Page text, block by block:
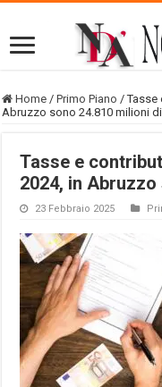
Home / Primo Piano / Tasse
Abruzzo sono 24.810 milioni
Tasse e
2024, in
23 Febbraio 2025